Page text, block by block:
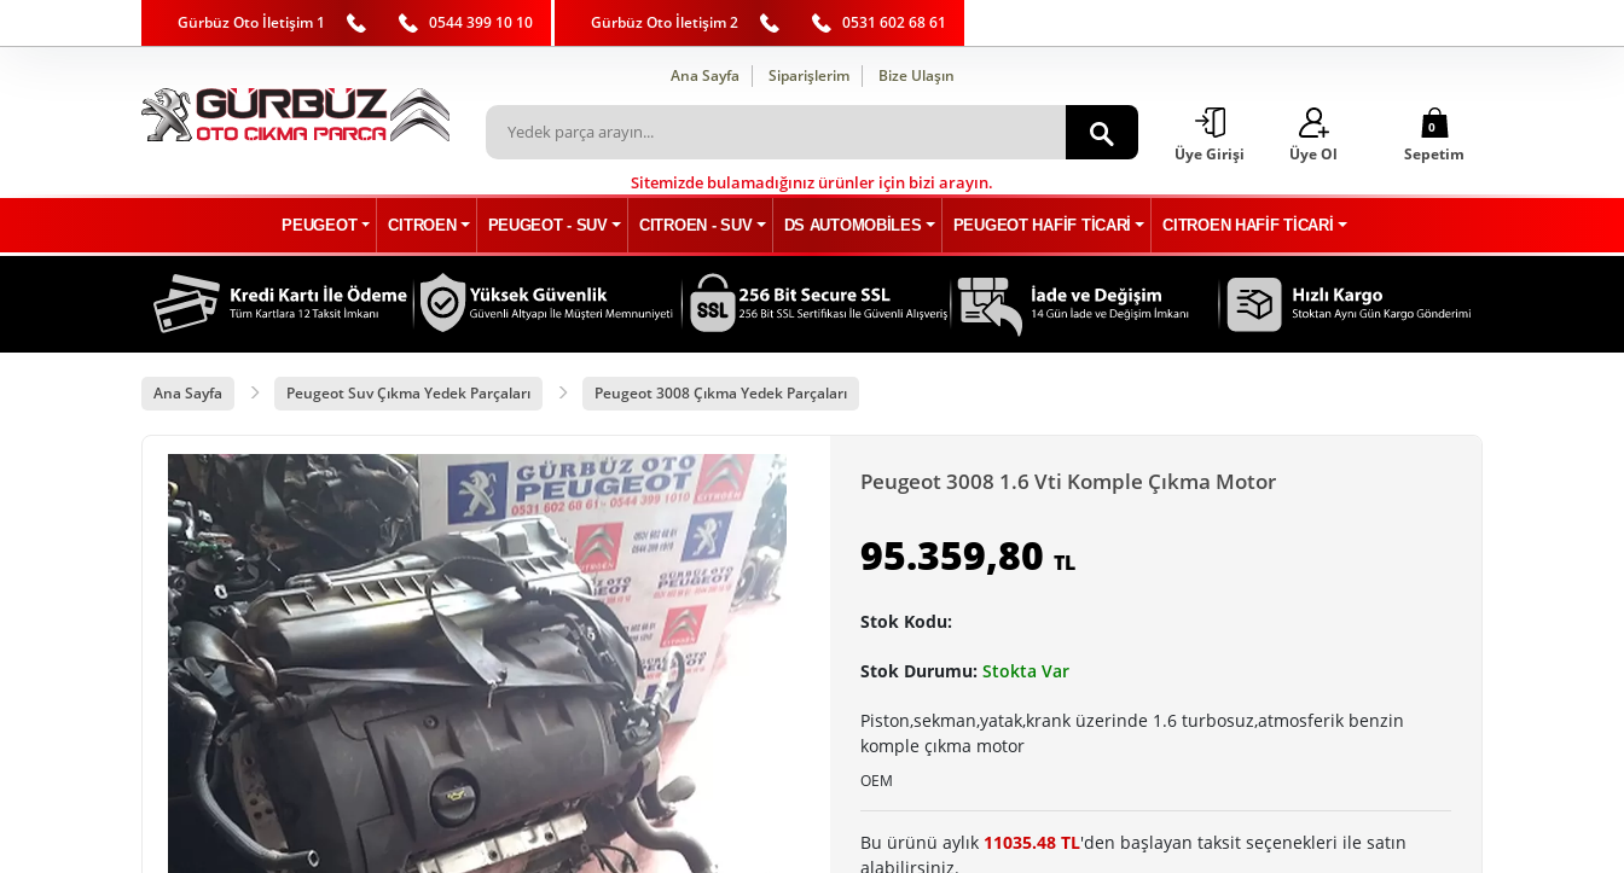
Gürbüz Oto İletişim 1 0544 399 10 10 Gürbüz Oto İletişim 2 0531 602 68 61
Ana Sayfa Siparişlerim Bize Ulaşın
Sitemizde bulamadığınız ürünler için bizi arayın.
Üye Girişi Üye Ol
0
Sepetim
PEUGEOT CITROEN PEUGEOT - SUV CITROEN - SUV DS AUTOMOBİLES PEUGEOT HAFİF TİCARİ CITROEN HAFİF TİCARİ
Ana Sayfa Peugeot Suv Çıkma Yedek Parçaları Peugeot 3008 Çıkma Yedek Parçaları
Peugeot 3008 1.6 Vti Komple Çıkma Motor
95.359,80 TL
Stok Kodu:
Stok Durumu: Stokta Var
Piston,sekman,yatak,krank üzerinde 1.6 turbosuz,atmosferik benzin
komple çıkma motor
OEM
Bu ürünü aylık 11035.48 TL'den başlayan taksit seçenekleri ile satın
alabilirsiniz.